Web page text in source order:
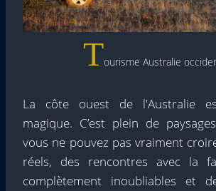
Tourisme Australie
La côte ouest de l'Australie
magique. C’est plein de
vous ne pouvez pas vraiment
réels, des rencontres avec la
complètement inoubliables et